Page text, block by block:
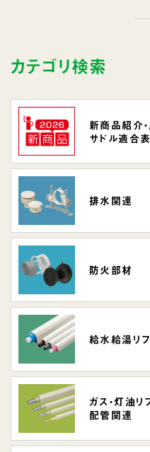
カテゴリ検索
新商品紹介・
サドル適合表
排水関連
防火部材
給水給湯リ
ガス・灯油リ
配管関連